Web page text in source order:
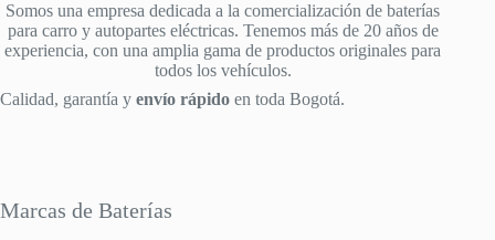
Somos una empresa dedicada a la comercialización de baterías
para carro y autopartes eléctricas. Tenemos más de 20 años de
experiencia, con una amplia gama de productos originales para
todos los vehículos.
Calidad, garantía y envío rápido en toda Bogotá.
Marcas de Baterías